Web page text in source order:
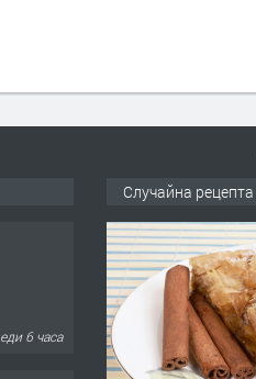
6 часа
Случайна рецепта